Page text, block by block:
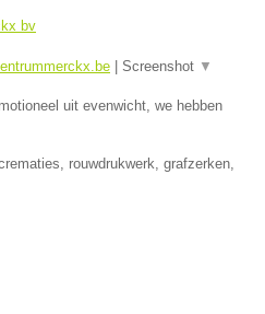
bv
| Screenshot ▼
uit evenwicht, we hebben
rouwdrukwerk, grafzerken,